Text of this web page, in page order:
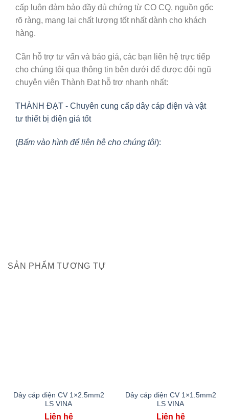
cấp luôn đảm bảo đầy đủ chứng từ CO CQ, nguồn gốc
rõ ràng, mang lại chất lượng tốt nhất dành cho khách
hàng.
Cần hỗ trợ tư vấn và báo giá, các bạn liên hệ trực tiếp
cho chúng tôi qua thông tin bên dưới để được đội ngũ
chuyên viên Thành Đạt hỗ trợ nhanh nhất:
THÀNH ĐẠT - Chuyên cung cấp dây cáp điện và vật
tư thiết bị điện giá tốt
(Bấm vào hình để liên hệ cho chúng tôi):
SẢN PHẨM TƯƠNG TỰ
Dây cáp điện CV 1×2.5mm2
LS VINA
Dây cáp điện CV 1×1.5mm2
LS VINA